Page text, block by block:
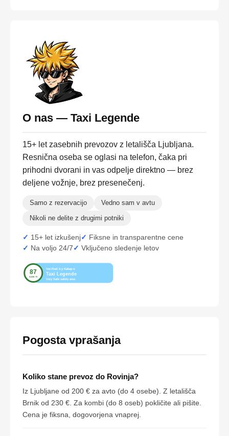
O nas — Taxi Legende
15+ let zasebnih prevozov z letališča Ljubljana.
Resnična oseba se oglasi na telefon, čaka pri
prihodni dvorani in vas odpelje direktno — brez
deljene vožnje, brez presenečenj.
Samo z rezervacijo
Vedno sam v avtu
Nikoli ne delite z drugimi potniki
15+ let izkušenj
Fiksne in transparentne cene
Na voljo 24/7
Vključeno sledenje letov
Pogosta vprašanja
Koliko stane prevoz do Rovinja?
Iz Ljubljane od 200 € za avto (do 4 osebe). Z letališča
Brnik od 230 €. Za kombi (do 8 oseb) pokličite ali pišite.
Cena je fiksna, dogovorjena vnaprej.